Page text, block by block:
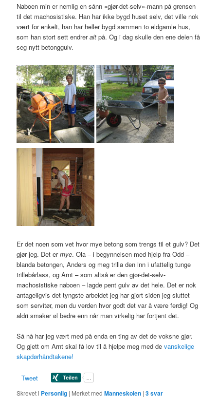
Naboen min er nemlig en sånn «gjør-det-selv»-mann på grensen
til det machosistiske. Han har ikke bygd huset selv, det ville nok
vært for enkelt, han har heller bygd sammen to eldgamle hus,
som han stort sett endreralt på. Og i dag skulle den ene delen få
seg nytt betonggulv.
Er det noen som vet hvor mye betong som trengs til et gulv? Det
gjør jeg. Det ermye. Ola – i begynnelsen med hjelp fra Odd –
blanda betongen, Anders og meg trilla den inn i ufattelig tunge
trillebårlass, og Arnt – som altså er den gjør-det-selv-
machosistiske naboen – lagde pent gulv av det hele. Det er nok
antageligvis det tyngste arbeidet jeg har gjort siden jeg sluttet
som servitør, men du verden hvor godt det var å være ferdig! Og
aldri smaker øl bedre enn når man virkelig har fortjent det.
Så nå har jeg vært med på enda en ting av det de voksne gjør.
Og gjett om Arnt skal få lov til å hjelpe meg med devanskelige
skapdørhåndtakene!
Tweet
Skrevet i Personlig | Merket med Manneskolen |3svar